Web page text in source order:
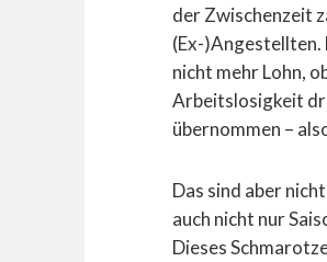
der Zwischenzeit
(Ex-)Angestellten.
nicht mehr Lohn,
Arbeitslosigkeit
übernommen –
Das sind aber
auch nicht nur
Dieses